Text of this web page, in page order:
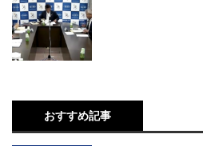
おすすめ記事